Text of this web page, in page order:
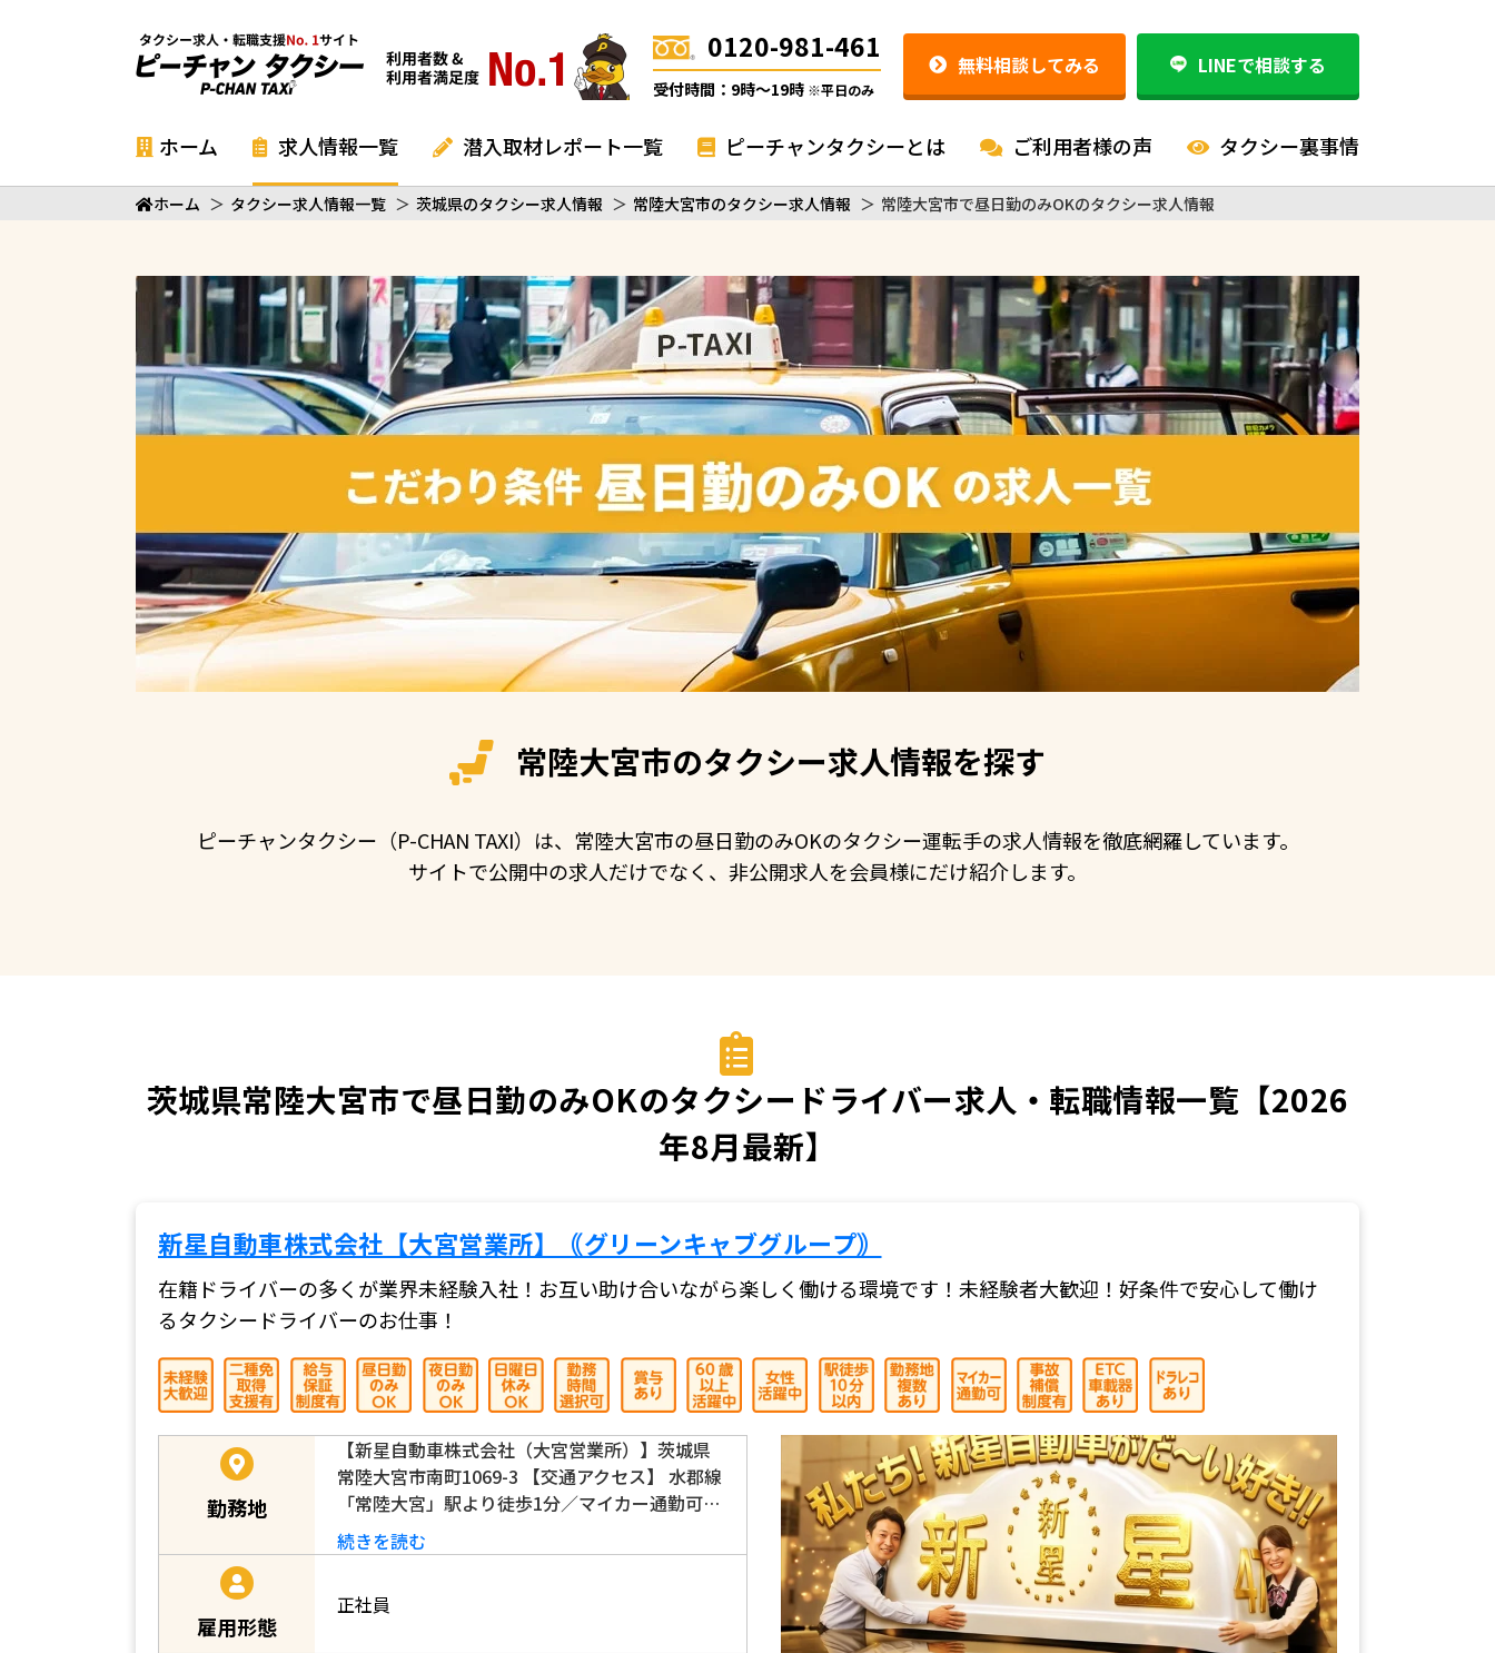
0120-981-461
受付時間：9時〜19時 ※平日のみ
無料相談してみる LINEで相談する
ホーム 求人情報一覧 潜入取材レポート一覧 ピーチャンタクシーとは ご利用者様の声 タクシー裏事情
ホーム ＞ タクシー求人情報一覧 ＞ 茨城県のタクシー求人情報 ＞ 常陸大宮市のタクシー求人情報 ＞ 常陸大宮市で昼日勤のみOKのタクシー求人情報
常陸大宮市のタクシー求人情報を探す
ピーチャンタクシー（P-CHAN TAXI）は、常陸大宮市の昼日勤のみOKのタクシー運転手の求人情報を徹底網羅しています。
サイトで公開中の求人だけでなく、非公開求人を会員様にだけ紹介します。
茨城県常陸大宮市で昼日勤のみOKのタクシードライバー求人・転職情報一覧【2026
年8月最新】
新星自動車株式会社【大宮営業所】｟グリーンキャブグループ｠
在籍ドライバーの多くが業界未経験入社！お互い助け合いながら楽しく働ける環境です！未経験者大歓迎！好条件で安心して働け
るタクシードライバーのお仕事！
勤務地
【新星自動車株式会社（大宮営業所）】茨城県
常陸大宮市南町1069-3 【交通アクセス】 水郡線
「常陸大宮」駅より徒歩1分／マイカー通勤可…
続きを読む
雇用形態
正社員